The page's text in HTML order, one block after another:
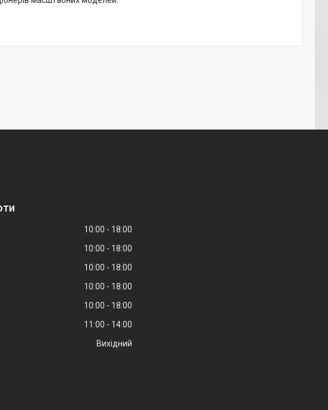
10:00
18:00
10:00
18:00
10:00
18:00
10:00
18:00
10:00
18:00
11:00
14:00
Вихідний